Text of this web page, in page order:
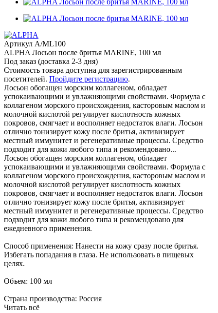
Артикул A/ML100
ALPHA Лосьон после бритья MARINE, 100 мл
Под заказ (доставка 2-3 дня)
Стоимость товара доступна для зарегистрированным
посетителей. Пройдите регистрацию.
Лосьон обогащен морским коллагеном, обладает
успокаивающими и увлажняющими свойствами. Формула с
коллагеном морского происхождения, касторовым маслом и
молочной кислотой регулирует кислотность кожных
покровов, смягчает и восполняет недостаток влаги. Лосьон
отлично тонизирует кожу после бритья, активизирует
местный иммунитет и регенеративные процессы. Средство
подходит для кожи любого типа и рекомендовано...
Лосьон обогащен морским коллагеном, обладает
успокаивающими и увлажняющими свойствами. Формула с
коллагеном морского происхождения, касторовым маслом и
молочной кислотой регулирует кислотность кожных
покровов, смягчает и восполняет недостаток влаги. Лосьон
отлично тонизирует кожу после бритья, активизирует
местный иммунитет и регенеративные процессы. Средство
подходит для кожи любого типа и рекомендовано для
ежедневного применения.
Способ применения: Нанести на кожу сразу после бритья.
Избегать попадания в глаза. Не использовать в пищевых
целях.
Объем: 100 мл
Страна производства: Россия
Читать всё